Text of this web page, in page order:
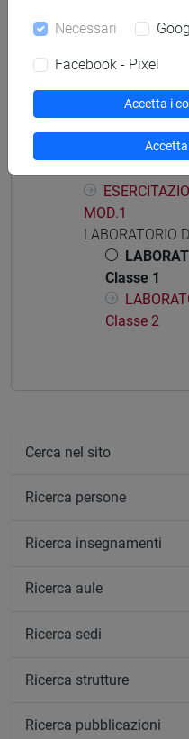
Struttura
CHIMICA
CHIMICA
MOD.1
LABORATORIO
Classe 1
Classe 2
Cerca nel sito
Ricerca persone
Ricerca insegnamenti
Ricerca aule
Ricerca sedi
Ricerca strutture
Ricerca pubblicazioni
Necessari
Facebook - Pixel
Accetta i